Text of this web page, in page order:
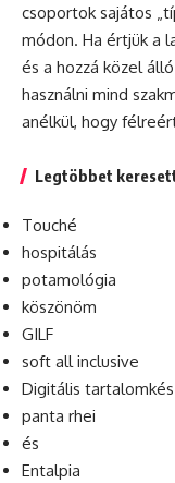
csoportok sajátos
módon. Ha értjük a
és a hozzá közel
használni mind
anélkül, hogy
Legtöbbet
Touché
hospitálás
potamológia
köszönöm
GILF
soft all inclusive
Digitális
panta rhei
és
Entalpia